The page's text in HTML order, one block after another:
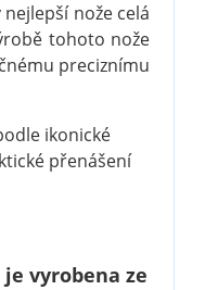
nože celá
tohoto nože
preciznímu
ikonické
přenášení
je vyrobena ze